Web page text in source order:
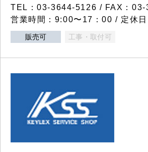
TEL：03-3644-5126 / FAX：03-
営業時間：9:00〜17：00 / 定休
販売可 工事・取付可